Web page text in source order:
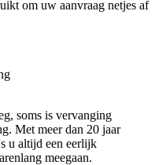
om uw aanvraag netjes af
soms is vervanging
Met meer dan 20 jaar
u altijd een eerlijk
meegaan.